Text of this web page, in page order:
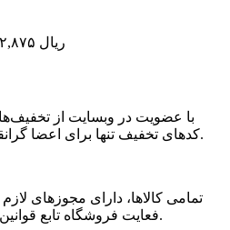
۱,۰۱۹,۵۷۶ ریال ۹۵۲,۸۷۵
با عضویت در وبسایت از
کدهای تخفیف تنها برای اعضا گرانقدر وبسایت ارسال خواهد شد.
تمامی كالاها، دارای مجوزهای
فعایت فروشگاه تابع قوانين جمهوری اسلامی ايران است.